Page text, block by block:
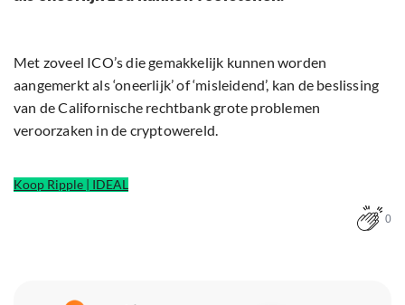
Met zoveel ICO’s die gemakkelijk kunnen worden
aangemerkt als ‘oneerlijk’ of ‘misleidend’, kan de beslissing
van de Californische rechtbank grote problemen
veroorzaken in de cryptowereld.
Koop Ripple | IDEAL
0